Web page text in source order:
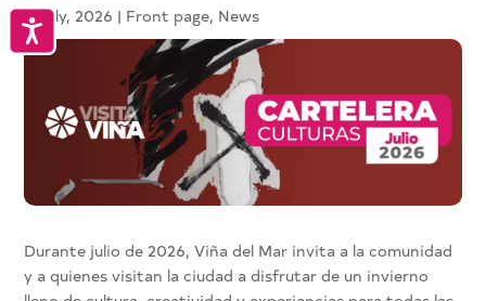
Accesibilidad
3 July, 2026 | Front page, News
Durante julio de 2026, Viña del Mar invita a la comunidad
y a quienes visitan la ciudad a disfrutar de un invierno